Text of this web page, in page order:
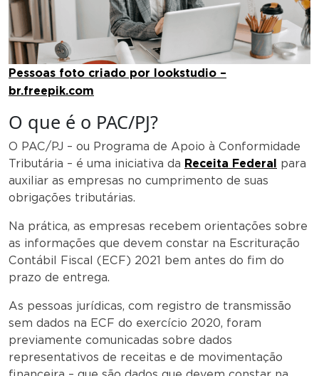
Pessoas foto criado por lookstudio –
br.freepik.com
O que é o PAC/PJ?
O PAC/PJ – ou Programa de Apoio à Conformidade
Tributária – é uma iniciativa da Receita Federal
para
auxiliar as empresas no cumprimento de suas
obrigações tributárias.
Na prática, as empresas recebem orientações sobre
as informações que devem constar na Escrituração
Contábil Fiscal (ECF) 2021 bem antes do fim do
prazo de entrega.
As pessoas jurídicas, com registro de transmissão
sem dados na ECF do exercício 2020, foram
previamente comunicadas sobre dados
representativos de receitas e de movimentação